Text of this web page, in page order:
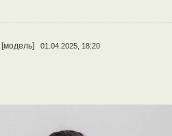
[модель] 01.04.2025, 18:20